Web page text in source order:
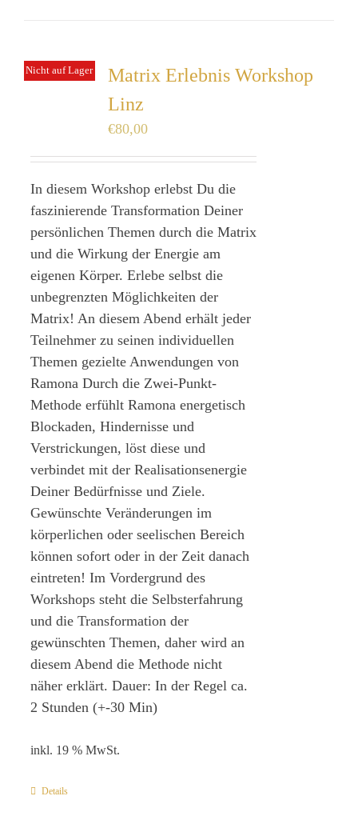
Nicht auf Lager
Matrix Erlebnis Workshop
Linz
€80,00
In diesem Workshop erlebst Du die
faszinierende Transformation Deiner
persönlichen Themen durch die Matrix
und die Wirkung der Energie am
eigenen Körper. Erlebe selbst die
unbegrenzten Möglichkeiten der
Matrix! An diesem Abend erhält jeder
Teilnehmer zu seinen individuellen
Themen gezielte Anwendungen von
Ramona Durch die Zwei-Punkt-
Methode erfühlt Ramona energetisch
Blockaden, Hindernisse und
Verstrickungen, löst diese und
verbindet mit der Realisationsenergie
Deiner Bedürfnisse und Ziele.
Gewünschte Veränderungen im
körperlichen oder seelischen Bereich
können sofort oder in der Zeit danach
eintreten! Im Vordergrund des
Workshops steht die Selbsterfahrung
und die Transformation der
gewünschten Themen, daher wird an
diesem Abend die Methode nicht
näher erklärt. Dauer: In der Regel ca.
2 Stunden (+-30 Min)
inkl. 19 % MwSt.
Details